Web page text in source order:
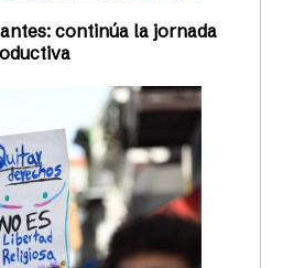
continúa la jornada